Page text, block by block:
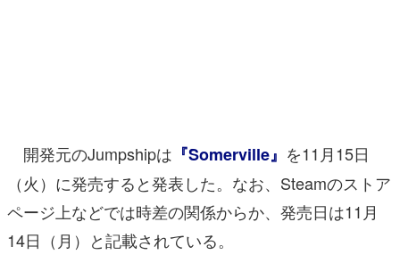
アプリレビュー
その他
電ファミニコゲーマーとは？
開発元のJumpshipは 『Somerville』 を11月15日
（火）に発売すると発表した。なお、Steamのストア
ページ上などでは時差の関係からか、発売日は11月
14日（月）と記載されている。